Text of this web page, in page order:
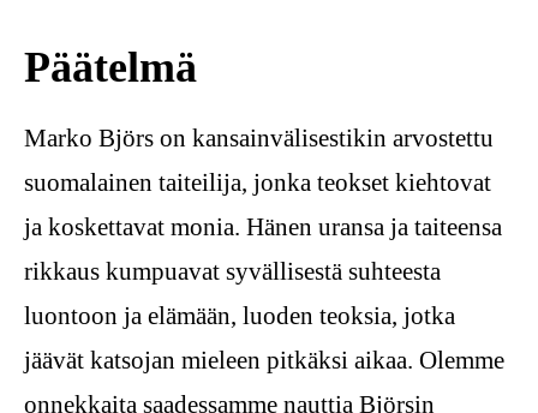
Päätelmä
Marko Björs on kansainvälisestikin arvostettu
suomalainen taiteilija, jonka teokset kiehtovat
ja koskettavat monia. Hänen uransa ja taiteensa
rikkaus kumpuavat syvällisestä suhteesta
luontoon ja elämään, luoden teoksia, jotka
jäävät katsojan mieleen pitkäksi aikaa. Olemme
onnekkaita saadessamme nauttia Björsin